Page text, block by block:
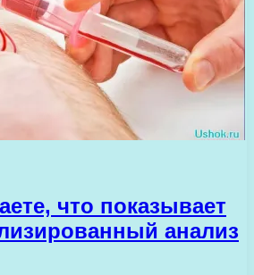
что показывает
анализ